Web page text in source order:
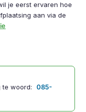
je eerst ervaren hoe
aan via de
te woord:
085-